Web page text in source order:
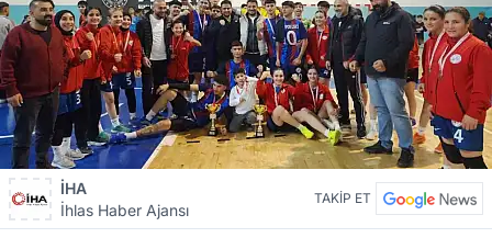
İHA
İhlas Haber Ajansı
TAKİP ET